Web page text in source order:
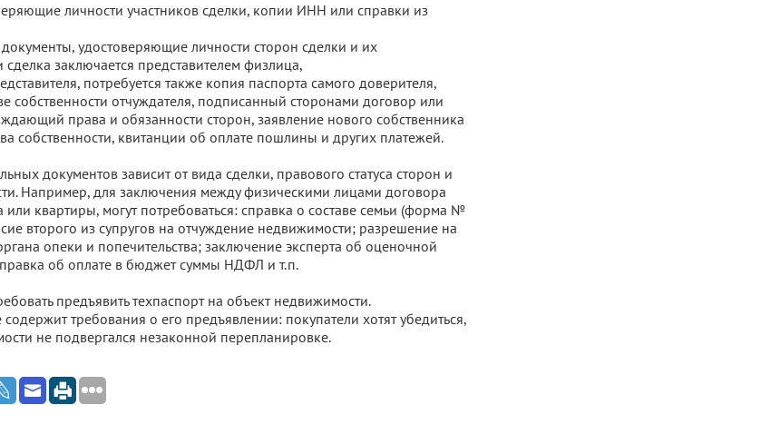
личности участников сделки, копии ИНН или справки из
удостоверяющие личности сторон сделки и их
сделка заключается представителем физлица,
потребуется также копия паспорта самого доверителя,
собственности отчуждателя, подписанный сторонами договор или
права и обязанности сторон, заявление нового собственника
собственности, квитанции об оплате пошлины и других платежей.
документов зависит от вида сделки, правового статуса сторон и
Например, для заключения между физическими лицами договора
квартиры, могут потребоваться: справка о составе семьи (форма №
второго из супругов на отчуждение недвижимости; разрешение на
опеки и попечительства; заключение эксперта об оценочной
об оплате в бюджет суммы НДФЛ и т.п.
предъявить техпаспорт на объект недвижимости.
содержит требования о его предъявлении: покупатели хотят убедиться,
не подвергался незаконной перепланировке.